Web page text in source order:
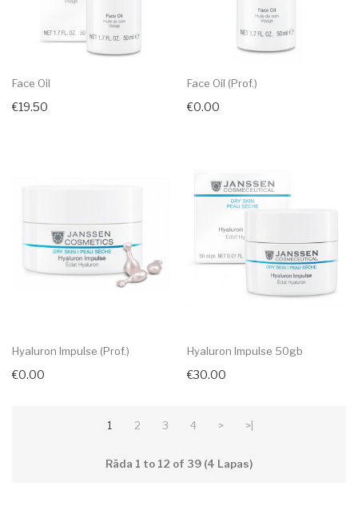
Face Oil
€19.50
Face Oil (prof.)
€0.00
Hyaluron Impulse (prof.)
€0.00
Hyaluron Impulse 50gb
€30.00
1 2 3 4 > >|
Rāda 1 to 12 of 39 (4 Lapas)